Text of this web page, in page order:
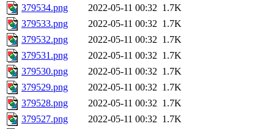
379534.png
2022-05-11 00:32 1.7K
379533.png
2022-05-11 00:32 1.7K
379532.png
2022-05-11 00:32 1.7K
379531.png
2022-05-11 00:32 1.7K
379530.png
2022-05-11 00:32 1.7K
379529.png
2022-05-11 00:32 1.7K
379528.png
2022-05-11 00:32 1.7K
379527.png
2022-05-11 00:32 1.7K